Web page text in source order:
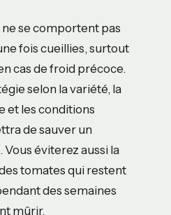
se comportent pas
fois cueillies, surtout
cas de froid précoce.
selon la variété, la
et les conditions
de sauver un
éviterez aussi la
tomates qui restent
des semaines
mûrir.